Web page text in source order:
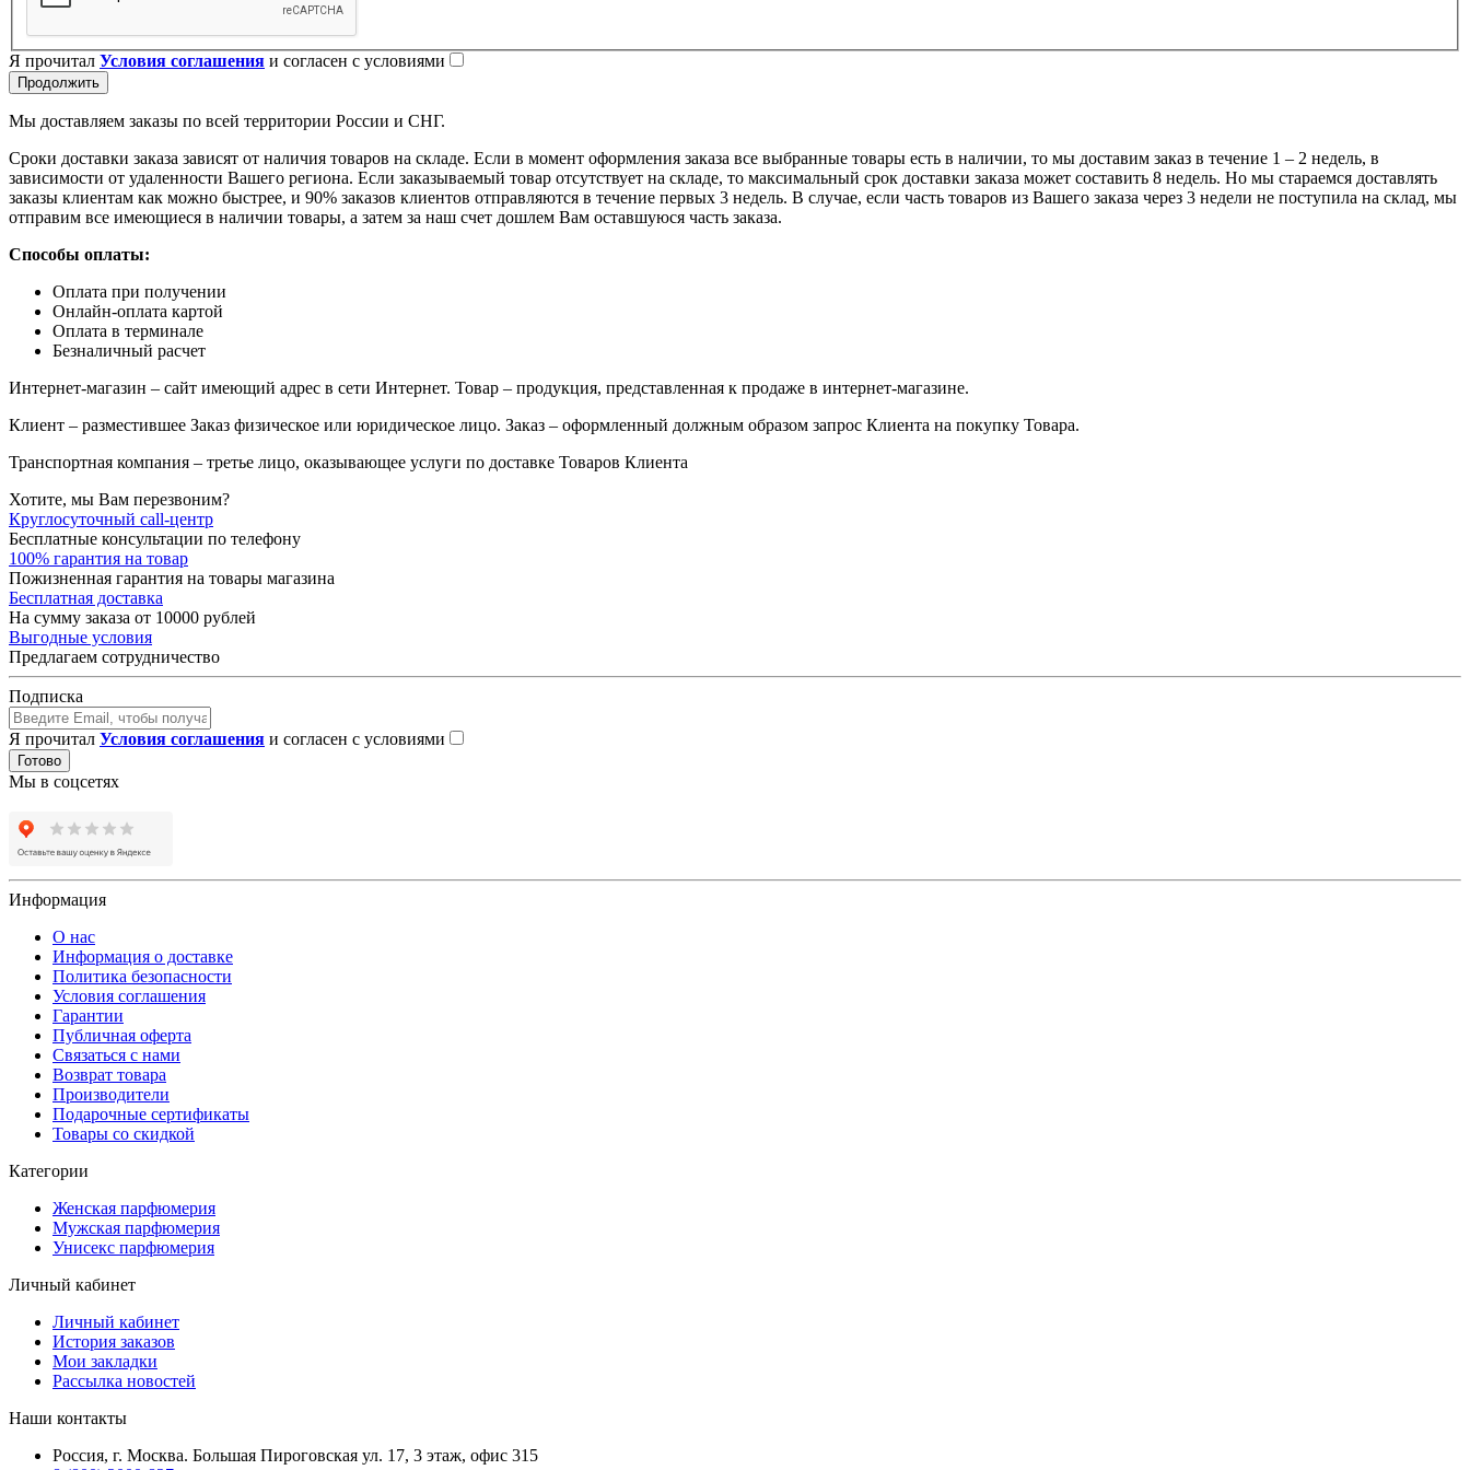
Я прочитал Условия соглашения и согласен с условиями
Продолжить
Мы доставляем заказы по всей территории России и СНГ.
Сроки доставки заказа зависят от наличия товаров на складе. Если в момент оформления заказа все выбранные товары есть в наличии, то мы доставим заказ в течение 1 – 2 недель, в
зависимости от удаленности Вашего региона. Если заказываемый товар отсутствует на складе, то максимальный срок доставки заказа может составить 8 недель. Но мы стараемся доставлять
заказы клиентам как можно быстрее, и 90% заказов клиентов отправляются в течение первых 3 недель. В случае, если часть товаров из Вашего заказа через 3 недели не поступила на склад, мы
отправим все имеющиеся в наличии товары, а затем за наш счет дошлем Вам оставшуюся часть заказа.
Способы оплаты:
Оплата при получении
Онлайн-оплата картой
Оплата в терминале
Безналичный расчет
Интернет-магазин – сайт имеющий адрес в сети Интернет. Товар – продукция, представленная к продаже в интернет-магазине.
Клиент – разместившее Заказ физическое или юридическое лицо. Заказ – оформленный должным образом запрос Клиента на покупку Товара.
Транспортная компания – третье лицо, оказывающее услуги по доставке Товаров Клиента
Хотите, мы Вам перезвоним?
Круглосуточный call-центр
Бесплатные консультации по телефону
100% гарантия на товар
Пожизненная гарантия на товары магазина
Бесплатная доставка
На сумму заказа от 10000 рублей
Выгодные условия
Предлагаем сотрудничество
Подписка
Я прочитал Условия соглашения и согласен с условиями
Готово
Мы в соцсетях
Информация
О нас
Информация о доставке
Политика безопасности
Условия соглашения
Гарантии
Публичная оферта
Связаться с нами
Возврат товара
Производители
Подарочные сертификаты
Товары со скидкой
Категории
Женская парфюмерия
Мужская парфюмерия
Унисекс парфюмерия
Личный кабинет
Личный кабинет
История заказов
Мои закладки
Рассылка новостей
Наши контакты
Россия, г. Москва. Большая Пироговская ул. 17, 3 этаж, офис 315